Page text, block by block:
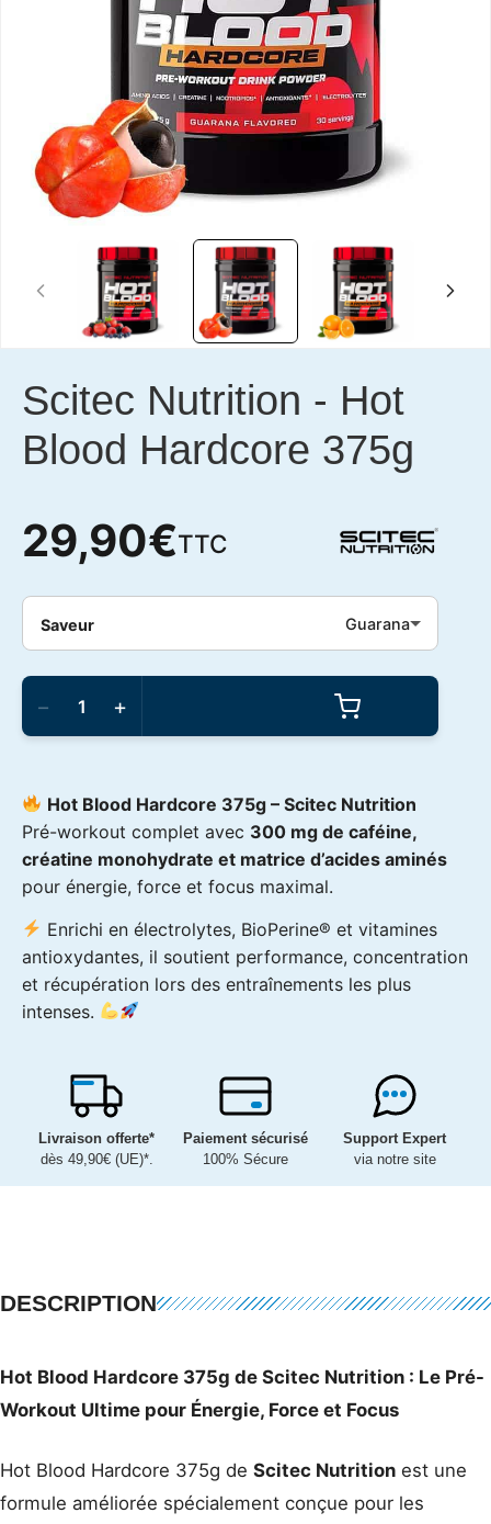
Scitec Nutrition - Hot
Blood Hardcore 375g
29,90€TTC
Saveur Guarana
quantité
de
Nutrition
Blood
Hardcore
375g
− +
Hot Blood Hardcore 375g –Scitec Nutrition
Pré-workout complet avec 300 mg de caféine,
créatine monohydrate et matrice d’acides aminés
pour énergie, force et focus maximal.
Enrichi en électrolytes, BioPerine® et vitamines
antioxydantes, il soutient performance, concentration
et récupération lors des entraînements les plus
intenses.
Livraison offerte*
dès 49,90€ (UE)*.
Paiement sécurisé
100% Sécure
Support Expert
via notre site
DESCRIPTION
Hot Blood Hardcore 375g de Scitec Nutrition : Le Pré-
Workout Ultime pour Énergie, Force et Focus
Hot Blood Hardcore 375g de Scitec Nutrition est une
formule améliorée spécialement conçue pour les